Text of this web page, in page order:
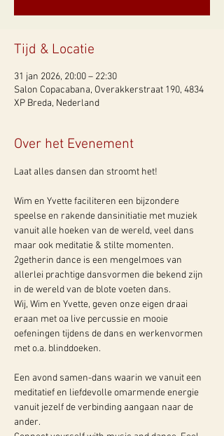
Tijd & Locatie
31 jan 2026, 20:00 – 22:30
Salon Copacabana, Overakkerstraat 190, 4834
XP Breda, Nederland
Over het Evenement
Laat alles dansen dan stroomt het!
Wim en Yvette faciliteren een bijzondere
speelse en rakende dansinitiatie met muziek
vanuit alle hoeken van de wereld, veel dans
maar ook meditatie & stilte momenten.
2getherin dance is een mengelmoes van
allerlei prachtige dansvormen die bekend zijn
in de wereld van de blote voeten dans.
Wij, Wim en Yvette, geven onze eigen draai
eraan met oa live percussie en mooie
oefeningen tijdens de dans en werkenvormen
met o.a. blinddoeken.
Een avond samen-dans waarin we vanuit een
meditatief en liefdevolle omarmende energie
vanuit jezelf de verbinding aangaan naar de
ander.